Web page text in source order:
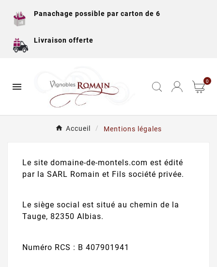
Panachage possible par carton de 6
Livraison offerte
 0
Accueil Mentions légales
Le site domaine-de-montels.com est édité
par la SARL Romain et Fils société privée.
Le siège social est situé au chemin de la
Tauge, 82350 Albias.
Numéro RCS : B 407901941